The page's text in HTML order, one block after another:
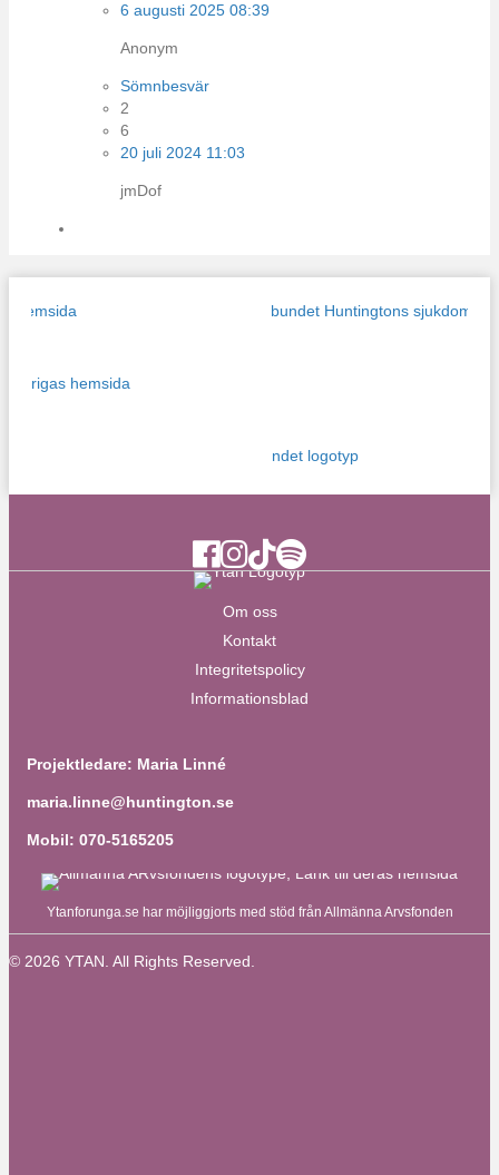
6 augusti 2025 08:39
Anonym
Sömnbesvär
2
6
20 juli 2024 11:03
jmDof
Ytan Facebook
Ytan Instagram
Ytan TikTok
Ytan Spotify
Om oss
Kontakt
Integritetspolicy
Informationsblad
Projektledare: Maria Linné
maria.linne@huntington.se
Mobil: 070-5165205
Ytanforunga.se har möjliggjorts med stöd från Allmänna Arvsfonden
© 2026 YTAN. All Rights Reserved.